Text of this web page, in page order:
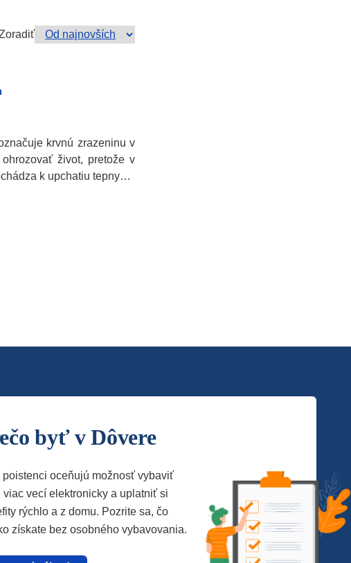
krvnú zrazeninu v
život, pretože v
k upchatiu tepny…
byť v Dôvere
poistenci oceňujú možnosť vybaviť
viac vecí elektronicky a uplatniť si
rýchlo a z domu. Pozrite sa, čo
získate bez osobného vybavovania.